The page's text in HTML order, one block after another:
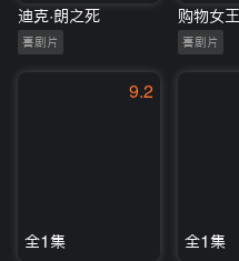
迪克·朗之死
喜剧片
购物女王
喜剧片
9.2
全1集
全1集